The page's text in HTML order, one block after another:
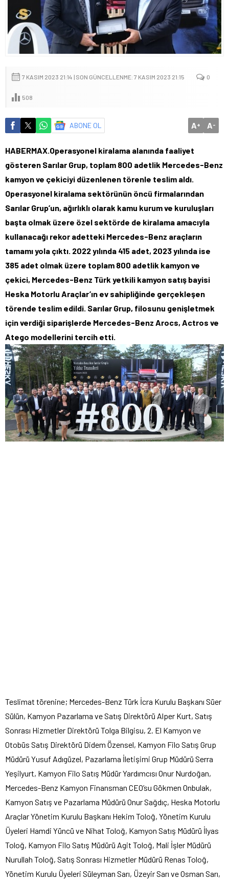
7 KASIM 2023 21:14 | SON GÜNCELLENME: 7 KASIM 2023 21:15 0
508
ABONE OL A+ A-
HABERMAX.Operasyonel kiralama alanında faaliyet
gösteren Sarılar Grup, toplam 800 adetlik Mercedes-Benz
kamyon ve çekiciyi düzenlenen törenle teslim aldı.
Operasyonel kiralama sektörünün öncü firmalarından
Sarılar Grup’un, ağırlıklı olarak kamu kurum ve kuruluşları
başta olmak üzere özel sektörde de kiralama amacıyla
kullanacağı rekor adetteki Mercedes-Benz araçların
tamamı yola çıktı. 2022 yılında 415 adet, 2023 yılında ise
385 adet olmak üzere toplam 800 adetlik kamyon ve
çekici, Mercedes-Benz Türk yetkili kamyon satış bayisi
Heska Motorlu Araçlar’ın ev sahipliğinde gerçekleşen
törende teslim edildi. Sarılar Grup, filosunu genişletmek
için verdiği siparişlerde Mercedes-Benz Arocs, Actros ve
Atego modellerini tercih etti.
Teslimat törenine; Mercedes-Benz Türk İcra Kurulu Başkanı Süer
Sülün, Kamyon Pazarlama ve Satış Direktörü Alper Kurt, Satış
Sonrası Hizmetler Direktörü Tolga Bilgisu, 2. El Kamyon ve
Otobüs Satış Direktörü Didem Özensel, Kamyon Filo Satış Grup
Müdürü Yusuf Adıgüzel, Pazarlama İletişimi Grup Müdürü Serra
Yeşilyurt, Kamyon Filo Satış Müdür Yardımcısı Onur Nurdoğan,
Mercedes-Benz Kamyon Finansman CEO’su Gökmen Onbulak,
Kamyon Satış ve Pazarlama Müdürü Onur Sağdıç, Heska Motorlu
Araçlar Yönetim Kurulu Başkanı Hekim Toloğ, Yönetim Kurulu
Üyeleri Hamdi Yüncü ve Nihat Toloğ, Kamyon Satış Müdürü İlyas
Toloğ, Kamyon Filo Satış Müdürü Agit Toloğ, Mali İşler Müdürü
Nurullah Toloğ, Satış Sonrası Hizmetler Müdürü Renas Toloğ,
Yönetim Kurulu Üyeleri Süleyman Sarı, Üzeyir Sarı ve Osman Sarı,